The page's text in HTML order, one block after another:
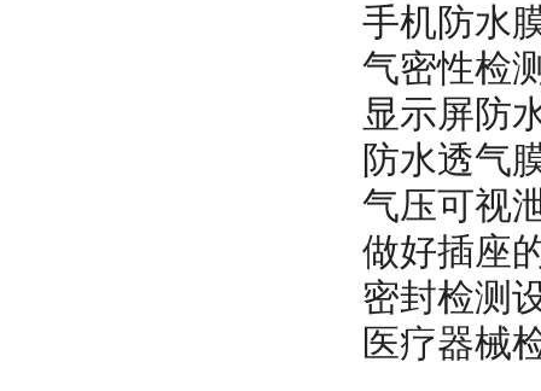
手机防水
气密性检
显示屏防
防水透气
气压可视
做好插座
密封检测
医疗器械